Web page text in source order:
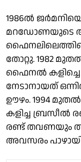
1986ൽ ജർമനിയെ
മറഡോണയുടെ
തോറ്റു. 1982
ഫൈനൽ
നേടാനായത്
ഊഴം. 1994
കളിച്ച ബ്രസീൽ
രണ്ട് തവണയും
അവസരം